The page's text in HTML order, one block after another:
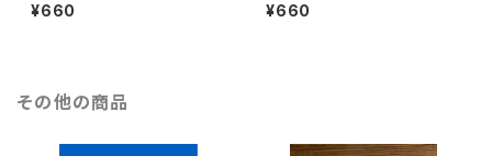
¥660 ¥660
その他の商品